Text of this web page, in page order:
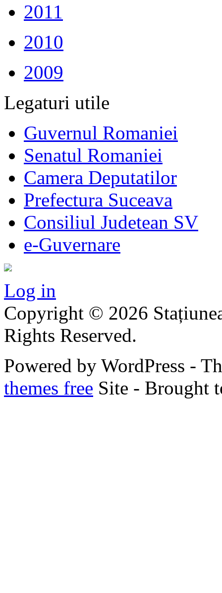
2011
2010
2009
Legaturi utile
Guvernul Romaniei
Senatul Romaniei
Camera Deputatilor
Prefectura Suceava
Consiliul Judetean SV
e-Guvernare
Log in
Copyright © 2026
Rights Reserved.
Powered by WordPress -
themes free Site - Brought